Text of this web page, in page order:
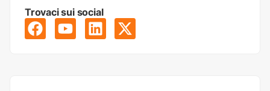
Trovaci sui social